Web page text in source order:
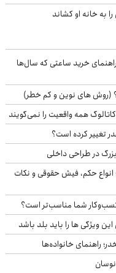
به خانه او کشاند
خرید ساعتی که سال‌ها
(روش های نوین و کم خطر)
همه واقعیت را نمی‌گویند
در طراحی داخلی
حکم، فیش حقوقی و نکات
کسب‌وکار شما مناسب‌تر است؟
ویژگی ها را باید بلد باشد